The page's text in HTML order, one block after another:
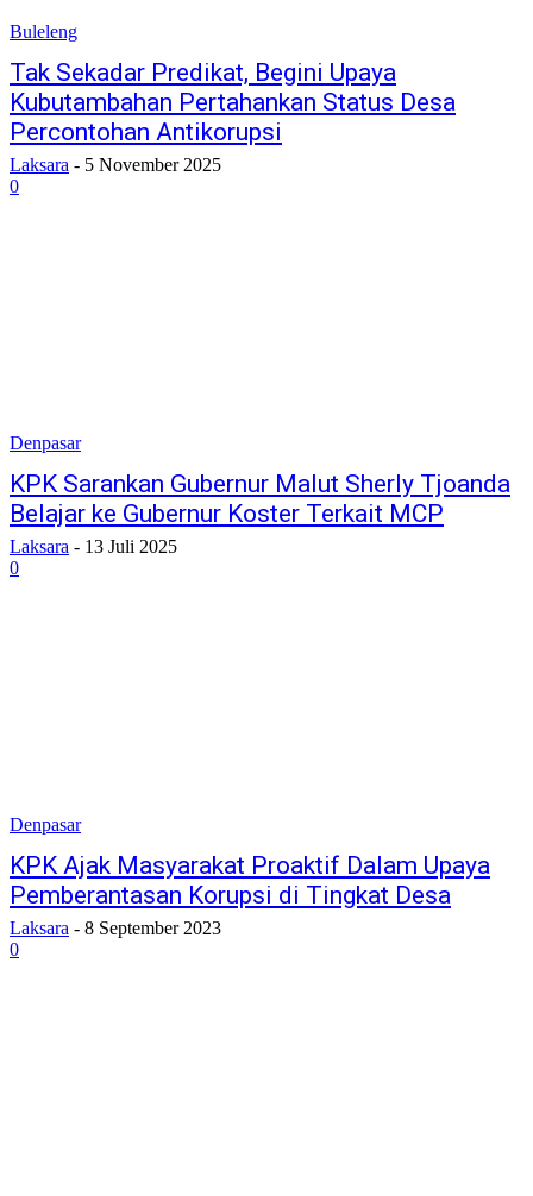
Buleleng
Tak Sekadar Predikat, Begini Upaya
Kubutambahan Pertahankan Status Desa
Percontohan Antikorupsi
Laksara - 5 November 2025
0
Denpasar
KPK Sarankan Gubernur Malut Sherly Tjoanda
Belajar ke Gubernur Koster Terkait MCP
Laksara - 13 Juli 2025
0
Denpasar
KPK Ajak Masyarakat Proaktif Dalam Upaya
Pemberantasan Korupsi di Tingkat Desa
Laksara - 8 September 2023
0